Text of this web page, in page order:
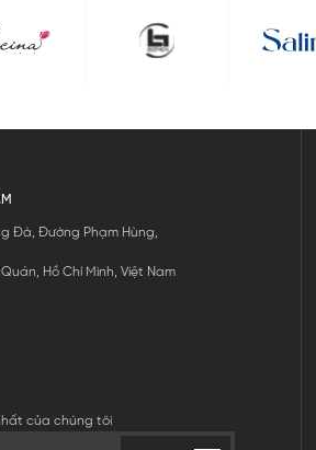
Đà, Đường Phạm Hùng,
Hồ Chí Minh, Việt Nam
của chúng tôi